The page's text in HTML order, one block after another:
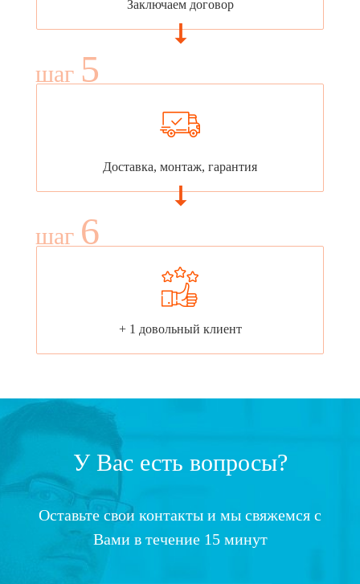
Заключаем договор
шаг 5
Доставка, монтаж, гарантия
шаг 6
+ 1 довольный клиент
У Вас есть вопросы?
Оставьте свои контакты и мы свяжемся с
Вами в течение 15 минут